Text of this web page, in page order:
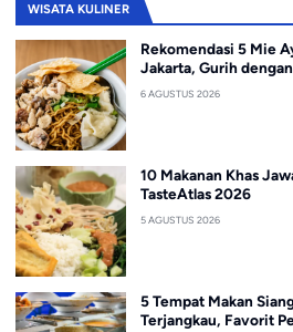
WISATA KULINER
Rekomendasi 5 Mie
Jakarta, Gurih
6 AGUSTUS 2026
10 Makanan Khas
TasteAtlas 2026
5 AGUSTUS 2026
5 Tempat Makan
Terjangkau, Favorit